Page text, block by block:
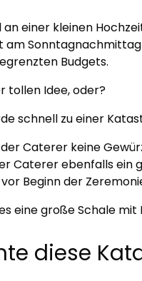
an einer kleinen
am
Budgets.
tollen Idee, oder?
schnell zu einer
Caterer keine
Caterer ebenfalls ein
Beginn der
eine große Schale
diese